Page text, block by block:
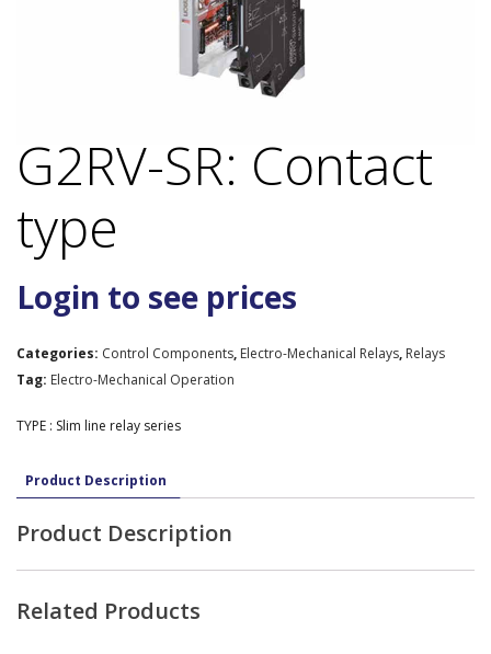
G2RV-SR: Contact
type
Login to see prices
Categories: Control Components, Electro-Mechanical Relays, Relays
Tag: Electro-Mechanical Operation
TYPE : Slim line relay series
Product Description
Product Description
Related Products